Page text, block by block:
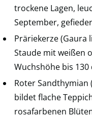
trockene Lagen,
September,
Präriekerze (Gaura
Staude mit weißen
Wuchshöhe bis 130
Roter Sandthymian
bildet flache
rosafarbenen